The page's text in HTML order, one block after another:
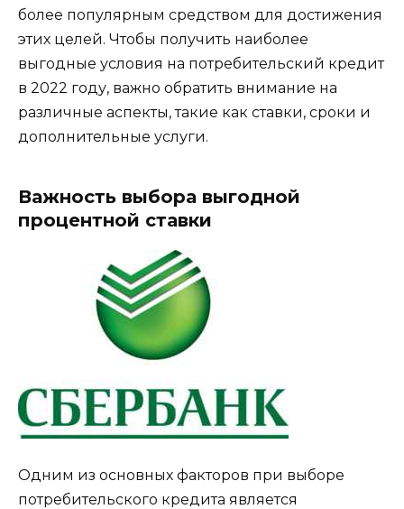
более популярным средством для достижения
этих целей. Чтобы получить наиболее
выгодные условия на потребительский кредит
в 2022 году, важно обратить внимание на
различные аспекты, такие как ставки, сроки и
дополнительные услуги.
Важность выбора выгодной
процентной ставки
Одним из основных факторов при выборе
потребительского кредита является